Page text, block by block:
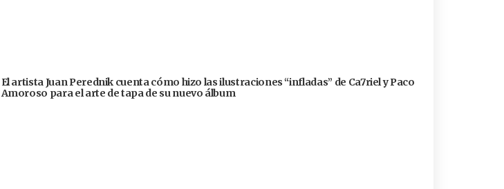
El artista Juan Perednik cuenta cómo hizo las ilustraciones “infladas” de Ca7riel y Paco
Amoroso para el arte de tapa de su nuevo álbum